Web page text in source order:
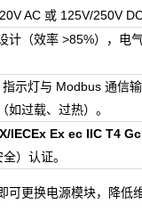
AC 或 125V/250V DC
计（效率 >85%），电
示灯与 Modbus 通信
如过载、过热）。
IECEx Ex ec IIC T4 Gc
全）认证。
可更换电源模块，降低